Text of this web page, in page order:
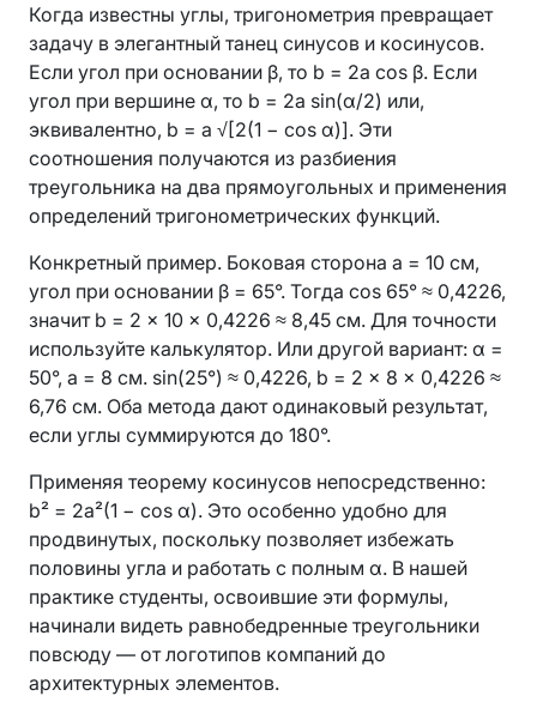
Когда известны углы, тригонометрия превращает
задачу в элегантный танец синусов и косинусов.
Если угол при основании β, то b = 2a cos β. Если
угол при вершине α, то b = 2a sin(α/2) или,
эквивалентно, b = a √[2(1 − cos α)]. Эти
соотношения получаются из разбиения
треугольника на два прямоугольных и применения
определений тригонометрических функций.
Конкретный пример. Боковая сторона a = 10 см,
угол при основании β = 65°. Тогда cos 65° ≈ 0,4226,
значит b = 2 × 10 × 0,4226 ≈ 8,45 см. Для точности
используйте калькулятор. Или другой вариант: α =
50°, a = 8 см. sin(25°) ≈ 0,4226, b = 2 × 8 × 0,4226 ≈
6,76 см. Оба метода дают одинаковый результат,
если углы суммируются до 180°.
Применяя теорему косинусов непосредственно:
b² = 2a²(1 − cos α). Это особенно удобно для
продвинутых, поскольку позволяет избежать
половины угла и работать с полным α. В нашей
практике студенты, освоившие эти формулы,
начинали видеть равнобедренные треугольники
повсюду — от логотипов компаний до
архитектурных элементов.